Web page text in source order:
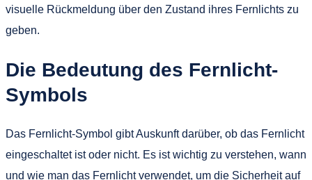
visuelle Rückmeldung über den Zustand ihres Fernlichts zu
geben.
Die Bedeutung des Fernlicht-
Symbols
Das Fernlicht-Symbol gibt Auskunft darüber, ob das Fernlicht
eingeschaltet ist oder nicht. Es ist wichtig zu verstehen, wann
und wie man das Fernlicht verwendet, um die Sicherheit auf